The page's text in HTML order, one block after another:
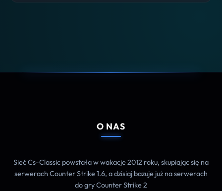
O NAS
Sieć Cs-Classic powstała w wakacje 2012 roku, skupiając się na
serwerach Counter Strike 1.6, a dzisiaj bazuje już na serwerach
do gry Counter Strike 2